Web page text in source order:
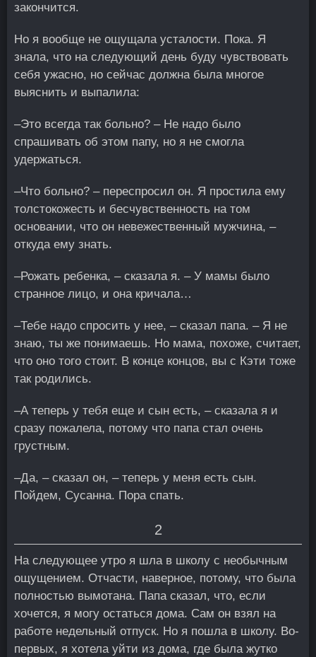
закончится.
Но я вообще не ощущала усталости. Пока. Я
знала, что на следующий день буду чувствовать
себя ужасно, но сейчас должна была многое
выяснить и выпалила:
–Это всегда так больно? – Не надо было
спрашивать об этом папу, но я не смогла
удержаться.
–Что больно? – переспросил он. Я простила ему
толстокожесть и бесчувственность на том
основании, что он невежественный мужчина, –
откуда ему знать.
–Рожать ребенка, – сказала я. – У мамы было
странное лицо, и она кричала…
–Тебе надо спросить у нее, – сказал папа. – Я не
знаю, ты же понимаешь. Но мама, похоже, считает,
что оно того стоит. В конце концов, вы с Кэти тоже
так родились.
–А теперь у тебя еще и сын есть, – сказала я и
сразу пожалела, потому что папа стал очень
грустным.
–Да, – сказал он, – теперь у меня есть сын.
Пойдем, Сусанна. Пора спать.
2
На следующее утро я шла в школу с необычным
ощущением. Отчасти, наверное, потому, что была
полностью вымотана. Папа сказал, что, если
хочется, я могу остаться дома. Сам он взял на
работе недельный отпуск. Но я пошла в школу. Во-
первых, я хотела уйти из дома, где была жутко